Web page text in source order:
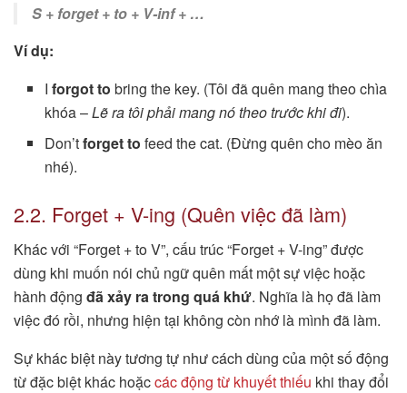
S + forget + to + V-inf + …
Ví dụ:
Iforgot to bring the key. (Tôi đã quên mang theo chìa
khóa –Lẽ ra tôi phải mang nó theo trước khi đi).
Don’tforget to feed the cat. (Đừng quên cho mèo ăn
nhé).
2.2. Forget + V-ing (Quên việc đã làm)
Khác với “Forget + to V”, cấu trúc “Forget + V-ing” được
dùng khi muốn nói chủ ngữ quên mất một sự việc hoặc
hành động đã xảy ra trong quá khứ. Nghĩa là họ đã làm
việc đó rồi, nhưng hiện tại không còn nhớ là mình đã làm.
Sự khác biệt này tương tự như cách dùng của một số động
từ đặc biệt khác hoặccác động từ khuyết thiếu khi thay đổi